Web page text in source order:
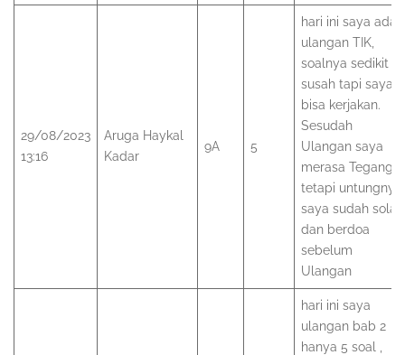
29/08/2023
13:16
Aruga Haykal
Kadar
9A 5
hari ini saya ada
ulangan TIK,
soalnya sedikit
susah tapi saya
bisa kerjakan.
Sesudah
Ulangan saya
merasa Tegang,
tetapi untungnya
saya sudah solat
dan berdoa
sebelum
Ulangan
hari ini saya
ulangan bab 2
hanya 5 soal ,